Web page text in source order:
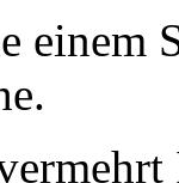
einem